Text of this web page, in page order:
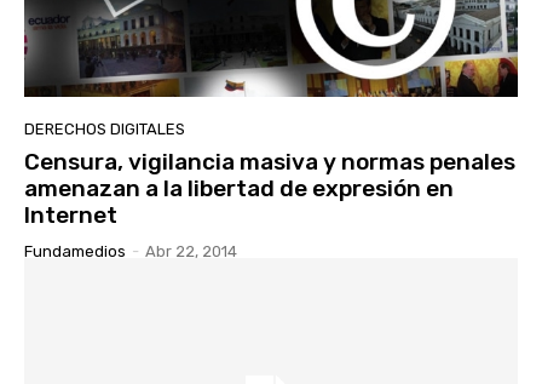
DERECHOS DIGITALES
Censura, vigilancia masiva y normas penales
amenazan a la libertad de expresión en
Internet
Fundamedios - Abr 22, 2014